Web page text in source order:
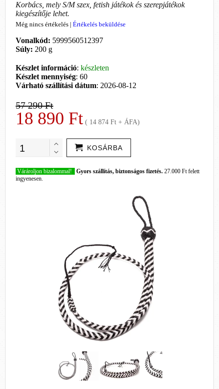
Korbács, mely S/M szex, fetish játékok és szerepjátékok
kiegészítője lehet.
Még nincs értékelés | Értékelés beküldése
Vonalkód: 5999560512397
Súly: 200 g
Készlet információ: készleten
Készlet mennyiség: 60
Várható szállítási dátum: 2026-08-12
57 290 Ft
18 890 Ft ( 14 874 Ft + ÁFA)
KOSÁRBA
Várároljon bizalommal! Gyors szállítás, biztonságos fizetés. 27.000 Ft felett
ingyenesen.